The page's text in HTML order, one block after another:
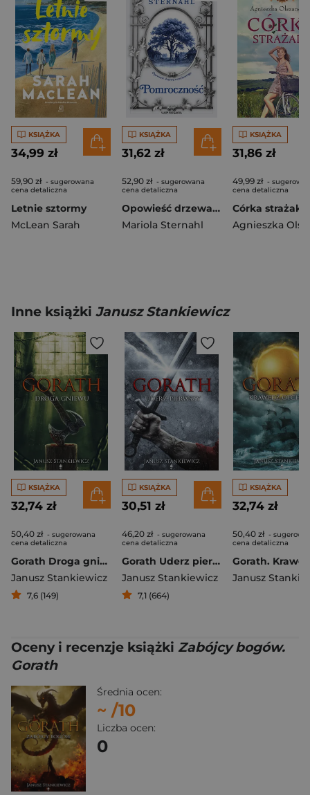
KSIĄŻKA
34,99 zł
59,90 zł - sugerowana
cena detaliczna
Letnie sztormy
McLean Sarah
KSIĄŻKA
31,62 zł
52,90 zł - sugerowana
cena detaliczna
Opowieść drzewa orzechowego. Pomroczność
Mariola Sternahl
KSIĄŻKA
31,86 zł
49,99 zł -
cena detaliczna
Córka strażaka
Inne książki Janusz Stankiewicz
KSIĄŻKA
32,74 zł
50,40 zł - sugerowana
cena detaliczna
Gorath Droga gniewu
Janusz Stankiewicz
7,6 (149)
KSIĄŻKA
30,51 zł
46,20 zł - sugerowana
cena detaliczna
Gorath Uderz pierwszy
Janusz Stankiewicz
7,1 (664)
KSIĄŻKA
32,74 zł
50,40 zł -
cena detaliczna
Janusz
Oceny i recenzje książki Zabójcy bogów.
Gorath
Średnia ocen:
~ /10
Liczba ocen:
0